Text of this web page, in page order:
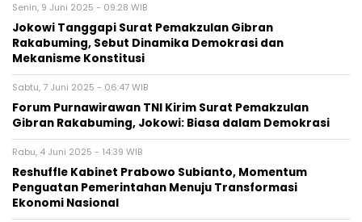
Senin, 9 Juni 2025 - 09:28 WIB
Jokowi Tanggapi Surat Pemakzulan Gibran
Rakabuming, Sebut Dinamika Demokrasi dan
Mekanisme Konstitusi
Sabtu, 7 Juni 2025 - 06:47 WIB
Forum Purnawirawan TNI Kirim Surat Pemakzulan
Gibran Rakabuming, Jokowi: Biasa dalam Demokrasi
Rabu, 4 Juni 2025 - 14:39 WIB
Reshuffle Kabinet Prabowo Subianto, Momentum
Penguatan Pemerintahan Menuju Transformasi
Ekonomi Nasional